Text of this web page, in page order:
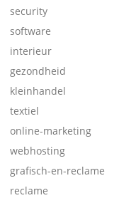
security
software
interieur
gezondheid
kleinhandel
textiel
online-marketing
webhosting
grafisch-en-reclame
reclame